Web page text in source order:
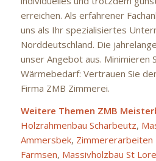
erreichen. Als erfahrener
uns als Ihr spezialisiertes
Norddeutschland. Die
unser Angebot aus. Minimieren
Wärmebedarf: Vertrauen Sie
Firma ZMB Zimmerei.
Weitere Themen ZMB
Holzrahmenbau Scharbeutz,
Ammersbek,
Farmsen, Massivholzbau St